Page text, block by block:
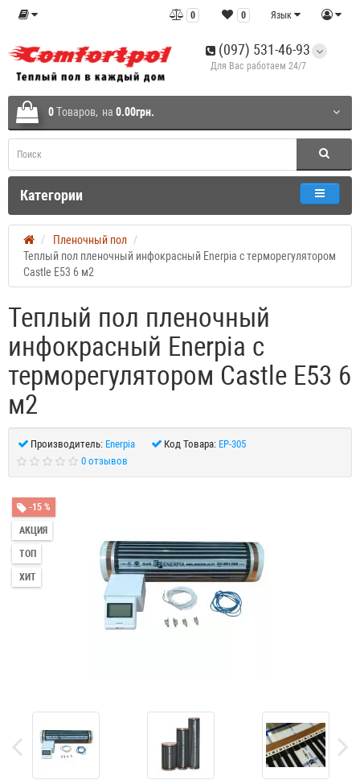
Язык
0
0
(097) 531-46-93
Для Вас работаем 24/7
0Tоваров, на 0.00грн.
Категории
Пленочный пол
Теплый пол пленочный инфокрасный Enerpia с терморегулятором
Castle E53 6 м2
Теплый пол пленочный
инфокрасный Enerpia с
терморегулятором Castle E53 6
м2
Производитель: Enerpia Код Товара: EP-305
0 отзывов
-15 %
АКЦИЯ
ТОП
ХИТ